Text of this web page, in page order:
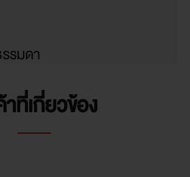
รมดา
ที่เกี่ยวข้อง